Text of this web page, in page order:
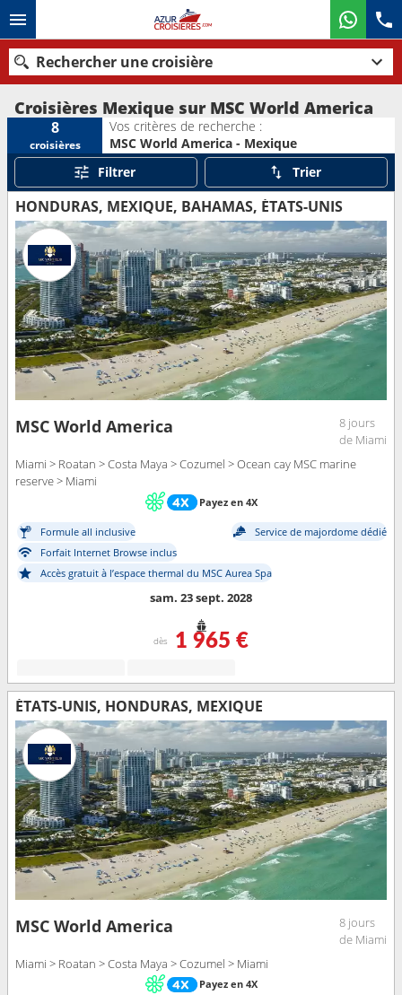
Rechercher une croisière
Nos destinations
Mois de départ
Ports Compagnies
Rechercher
Croisières Mexique sur MSC World America
8
croisières
Vos critères de recherche :
MSC World America - Mexique
Filtrer
Trier
HONDURAS, MEXIQUE, BAHAMAS, ÉTATS-UNIS
MSC World America
8 jours
de Miami
Miami > Roatan > Costa Maya > Cozumel > Ocean cay MSC marine
reserve > Miami
Payez en 4X
Formule all inclusive
Service de majordome dédié
Forfait Internet Browse inclus
Accès gratuit à l’espace thermal du MSC Aurea Spa
sam. 23 sept. 2028
dès 1 965 €
ÉTATS-UNIS, HONDURAS, MEXIQUE
MSC World America
8 jours
de Miami
Miami > Roatan > Costa Maya > Cozumel > Miami
Payez en 4X